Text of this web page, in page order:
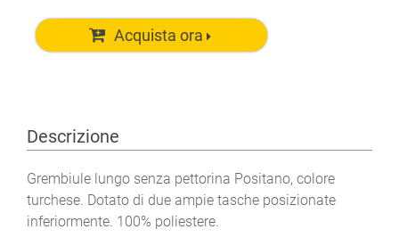
Acquista ora
Descrizione
Grembiule lungo senza pettorina Positano, colore
turchese. Dotato di due ampie tasche posizionate
inferiormente. 100% poliestere.